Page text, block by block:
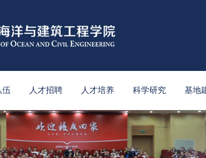
伍 人才招聘 人才培养 科学研究 基地